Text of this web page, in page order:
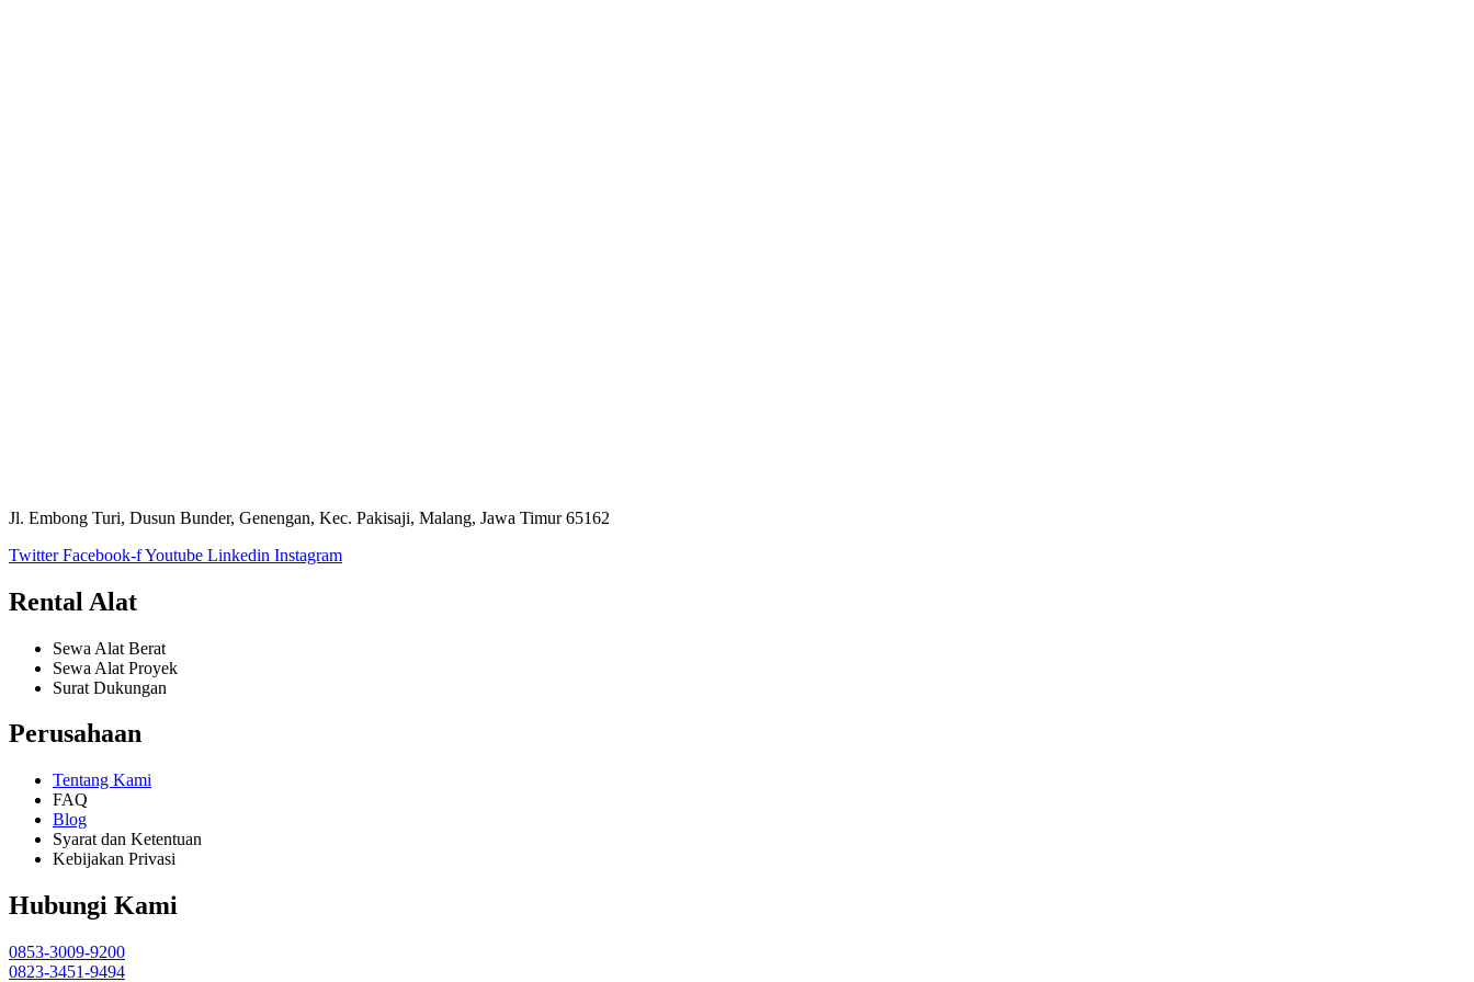
Jl. Embong Turi, Dusun Bunder, Genengan, Kec. Pakisaji, Malang, Jawa Timur 65162
Twitter Facebook-fYoutube Linkedin Instagram
Rental Alat
Sewa Alat Berat
Sewa Alat Proyek
Surat Dukungan
Perusahaan
Tentang Kami
FAQ
Blog
Syarat dan Ketentuan
Kebijakan Privasi
Hubungi Kami
0853-3009-9200
0823-3451-9494